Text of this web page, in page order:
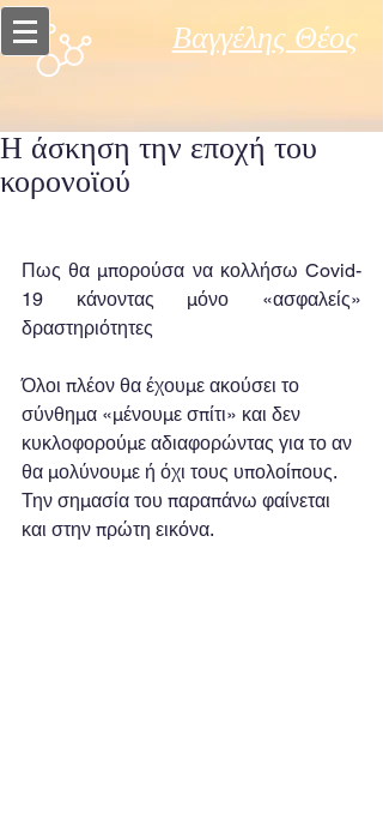
Βαγγέλης Θέος
Η άσκηση την εποχή του
κορονοϊού
Πως θα μπορούσα να κολλήσω Covid-
19 κάνοντας μόνο «ασφαλείς»
δραστηριότητες
Όλοι πλέον θα έχουμε ακούσει το
σύνθημα «μένουμε σπίτι» και δεν
κυκλοφορούμε αδιαφορώντας για το αν
θα μολύνουμε ή όχι τους υπολοίπους.
Την σημασία του παραπάνω φαίνεται
και στην πρώτη εικόνα.